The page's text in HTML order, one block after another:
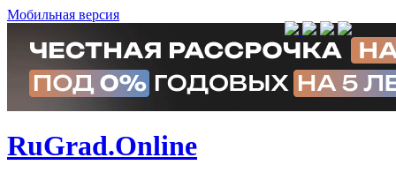
Мобильная версия
RuGrad.Online